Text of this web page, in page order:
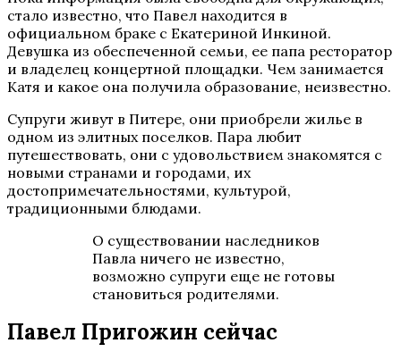
стало известно, что Павел находится в
официальном браке с Екатериной Инкиной.
Девушка из обеспеченной семьи, ее папа ресторатор
и владелец концертной площадки. Чем занимается
Катя и какое она получила образование, неизвестно.
Супруги живут в Питере, они приобрели жилье в
одном из элитных поселков. Пара любит
путешествовать, они с удовольствием знакомятся с
новыми странами и городами, их
достопримечательностями, культурой,
традиционными блюдами.
О существовании наследников
Павла ничего не известно,
возможно супруги еще не готовы
становиться родителями.
Павел Пригожин сейчас